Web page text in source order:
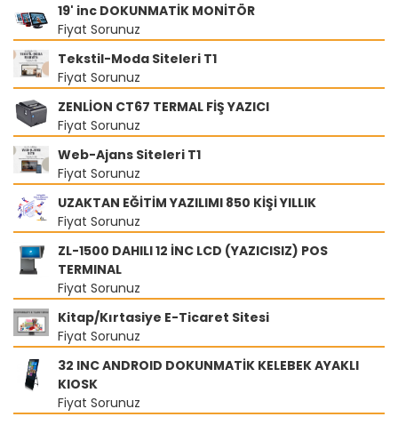
19' inc DOKUNMATİK MONİTÖR
Fiyat Sorunuz
Tekstil-Moda Siteleri T1
Fiyat Sorunuz
ZENLİON CT67 TERMAL FİŞ YAZICI
Fiyat Sorunuz
Web-Ajans Siteleri T1
Fiyat Sorunuz
UZAKTAN EĞİTİM YAZILIMI 850 KİŞİ YILLIK
Fiyat Sorunuz
ZL-1500 DAHILI 12 İNC LCD (YAZICISIZ) POS
TERMINAL
Fiyat Sorunuz
Kitap/Kırtasiye E-Ticaret Sitesi
Fiyat Sorunuz
32 INC ANDROID DOKUNMATİK KELEBEK AYAKLI
KIOSK
Fiyat Sorunuz